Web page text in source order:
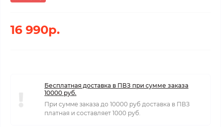
16 990р.
Бесплатная доставка в ПВЗ при сумме заказа
10000 руб.
При сумме заказа до 10000 руб доставка в ПВЗ
платная и составляет 1000 руб.